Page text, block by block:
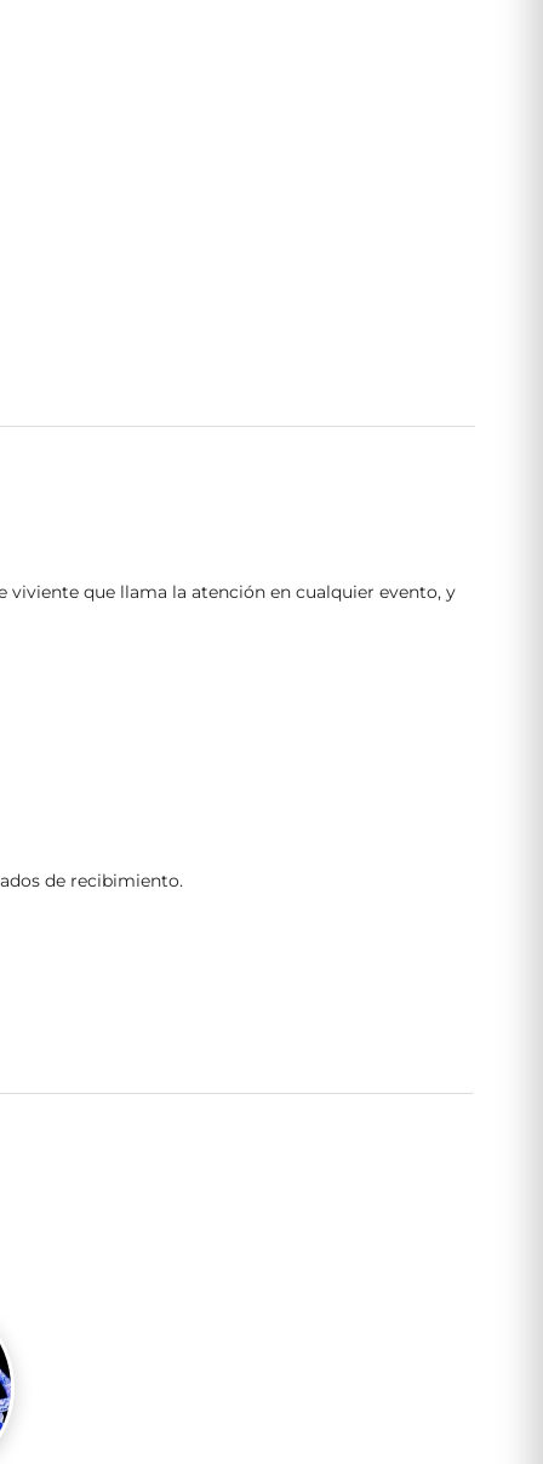
viviente que llama la atención en cualquier evento, y
de recibimiento.